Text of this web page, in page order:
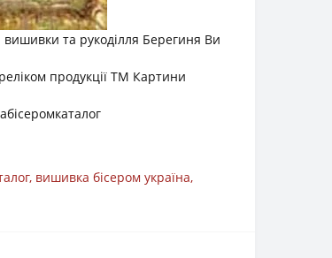
та рукоділля Берегиня Ви
продукції ТМ Картини
, вишивка бісером україна,